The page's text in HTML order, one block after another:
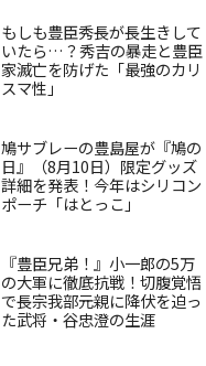
もしも豊臣秀長が長生きして
いたら…？秀吉の暴走と豊臣
家滅亡を防げた「最強のカリ
スマ性」
鳩サブレーの豊島屋が『鳩の
日』（8月10日）限定グッズ
詳細を発表！今年はシリコン
ポーチ「はとっこ」
『豊臣兄弟！』小一郎の5万
の大軍に徹底抗戦！切腹覚悟
で長宗我部元親に降伏を迫っ
た武将・谷忠澄の生涯